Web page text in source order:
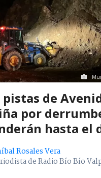
de
por
hasta el
Rosales Vera
de Radio Bío Bío